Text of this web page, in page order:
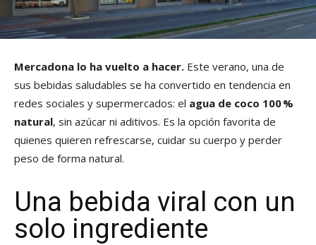
Mercadona lo ha vuelto a hacer. Este verano, una de
sus bebidas saludables se ha convertido en tendencia en
redes sociales y supermercados: el agua de coco 100 %
natural, sin azúcar ni aditivos. Es la opción favorita de
quienes quieren refrescarse, cuidar su cuerpo y perder
peso de forma natural.
Una bebida viral con un
solo ingrediente